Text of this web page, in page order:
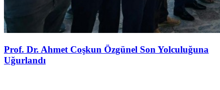
Prof. Dr. Ahmet Coşkun Özgünel Son Yolculuğuna
Uğurlandı